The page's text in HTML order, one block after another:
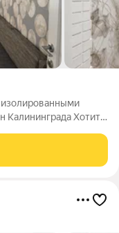
изолированными
Калининграда Хотите
Предлагаем